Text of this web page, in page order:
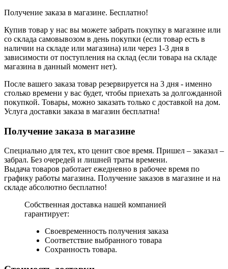
Получение заказа в магазине. Бесплатно!
Купив товар у нас вы можете забрать покупку в магазине или
со склада самовывозом в день покупки (если товар есть в
наличии на складе или магазина) или через 1-3 дня в
зависимости от поступления на склад (если товара на складе
магазина в данный момент нет).
После вашего заказа товар резервируется на 3 дня - именно
столько времени у вас будет, чтобы приехать за долгожданной
покупкой. Товары, можно заказать только с доставкой на дом.
Услуга доставки заказа в магазин бесплатна!
Получение заказа в магазине
Специально для тех, кто ценит свое время. Пришел – заказал –
забрал. Без очередей и лишней траты времени.
Выдача товаров работает ежедневно в рабочее время по
графику работы магазина. Получение заказов в магазине и на
складе абсолютно бесплатно!
Собственная доставка нашей компанией
гарантирует:
Своевременность получения заказа
Соответствие выбранного товара
Сохранность товара.